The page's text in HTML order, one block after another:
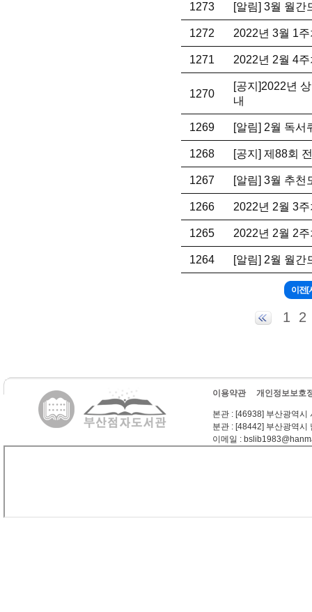
1273 [알림] 3월 월간
1272 2022년 3월 1
1271 2022년 2월 4
1270
[공지]2022년
내
1269 [알림] 2월 독서
1268 [공지] 제88회
1267 [알림] 3월 추천
1266 2022년 2월 3
1265 2022년 2월 2
1264 [알림] 2월 월간
1 2
이용약관 개인정보보호
본관 : [46938] 부산광역시
분관 : [48442] 부산광역시
이메일 :